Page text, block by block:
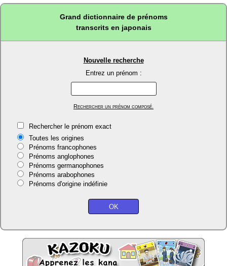
Grand dictionnaire de prénoms
transcrits en japonais
Nouvelle recherche
Entrez un prénom :
Rechercher un prénom composé.
Rechercher le prénom exact
Toutes les origines
Prénoms francophones
Prénoms anglophones
Prénoms germanophones
Prénoms arabophones
Prénoms d'origine indéfinie